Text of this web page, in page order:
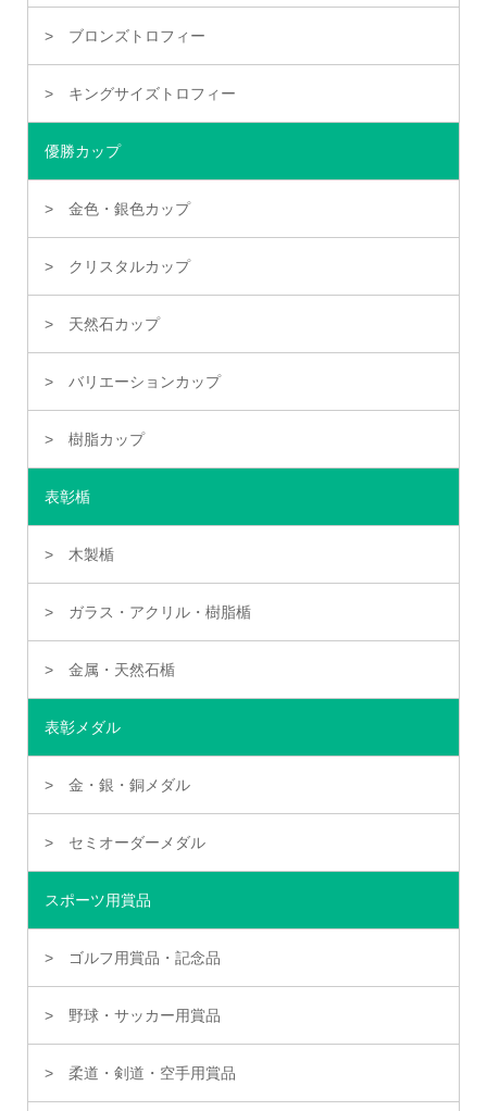
ブロンズトロフィー
キングサイズトロフィー
優勝カップ
金色・銀色カップ
クリスタルカップ
天然石カップ
バリエーションカップ
樹脂カップ
表彰楯
木製楯
ガラス・アクリル・樹脂楯
金属・天然石楯
表彰メダル
金・銀・銅メダル
セミオーダーメダル
スポーツ用賞品
ゴルフ用賞品・記念品
野球・サッカー用賞品
柔道・剣道・空手用賞品